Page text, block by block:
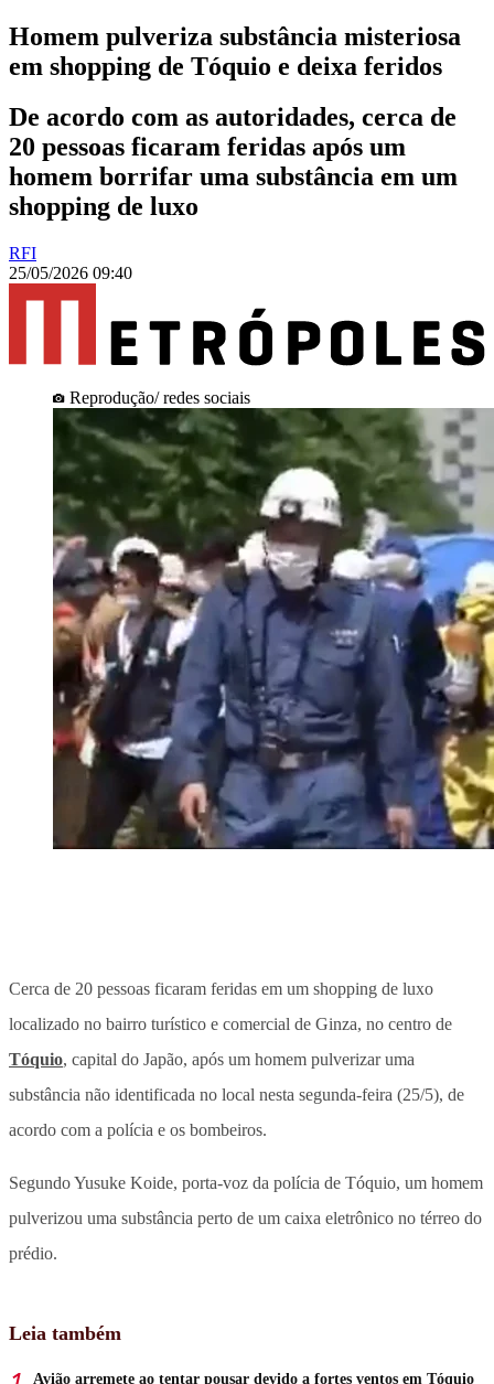
Homem pulveriza substância misteriosa
em shopping de Tóquio e deixa feridos
De acordo com as autoridades, cerca de
20 pessoas ficaram feridas após um
homem borrifar uma substância em um
shopping de luxo
RFI
25/05/2026 09:40
Reprodução/ redes sociais
Cerca de 20 pessoas ficaram feridas em um shopping de luxo
localizado no bairro turístico e comercial de Ginza, no centro de
Tóquio, capital do Japão, após um homem pulverizar uma
substância não identificada no local nesta segunda-feira (25/5), de
acordo com a polícia e os bombeiros.
Segundo Yusuke Koide, porta-voz da polícia de Tóquio, um homem
pulverizou uma substância perto de um caixa eletrônico no térreo do
prédio.
Leia também
Avião arremete ao tentar pousar devido a fortes ventos em Tóquio